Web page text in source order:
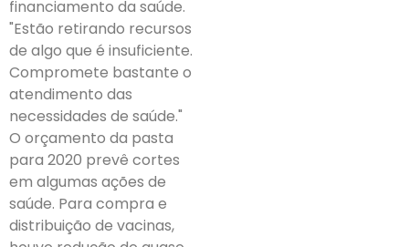
financiamento da saúde.
"Estão retirando recursos
de algo que é insuficiente.
Compromete bastante o
atendimento das
necessidades de saúde."
O orçamento da pasta
para 2020 prevê cortes
em algumas ações de
saúde. Para compra e
distribuição de vacinas,